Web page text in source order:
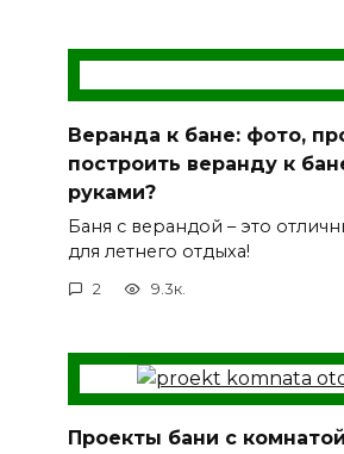
Веранда к бане: фото,
построить веранду к
руками?
Баня с верандой – это
для летнего отдыха!
2 9.3к.
Проекты бани с